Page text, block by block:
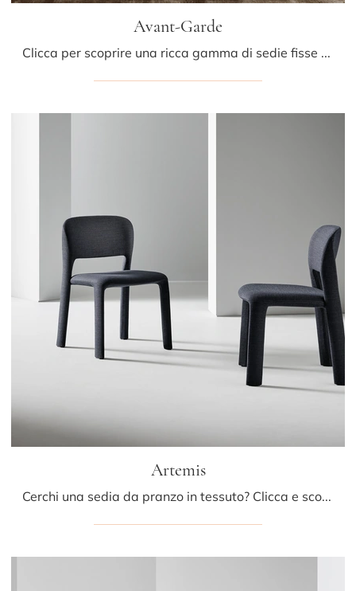
Avant-Garde
Clicca per scoprire una ricca gamma di sedie fisse per stanze design: il modello Avant-Garde di Bonaldo ti attende!
Artemis
Cerchi una sedia da pranzo in tessuto? Clicca e scopri il modello Artemis di Bonaldo per completare i tuoi spazi al meglio.